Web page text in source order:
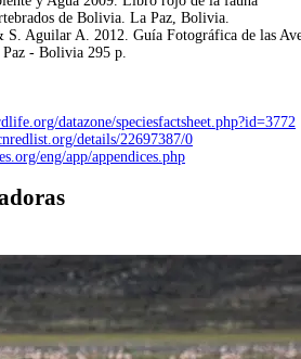
de Bolivia. La Paz, Bolivia.
S. Aguilar A. 2012. Guía Fotográfica de las
- Bolivia 295 p.
datazone/speciesfactsheet.php?id=3772
details/22697387/0
eng/app/appendices.php